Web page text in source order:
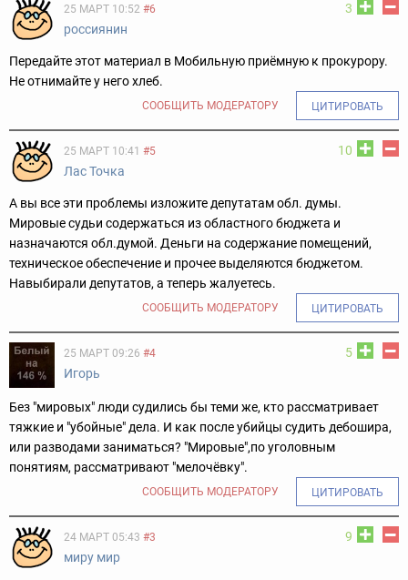
3
25 МАРТ 10:52 #6
россиянин
Передайте этот материал в Мобильную приёмную к прокурору.
Не отнимайте у него хлеб.
СООБЩИТЬ МОДЕРАТОРУ ЦИТИРОВАТЬ
10
25 МАРТ 10:41 #5
Лас Точка
А вы все эти проблемы изложите депутатам обл. думы.
Мировые судьи содержаться из областного бюджета и
назначаются обл.думой. Деньги на содержание помещений,
техническое обеспечение и прочее выделяются бюджетом.
Навыбирали депутатов, а теперь жалуетесь.
СООБЩИТЬ МОДЕРАТОРУ ЦИТИРОВАТЬ
5
25 МАРТ 09:26 #4
Игорь
Без "мировых" люди судились бы теми же, кто рассматривает
тяжкие и "убойные" дела. И как после убийцы судить дебошира,
или разводами заниматься? "Мировые",по уголовным
понятиям, рассматривают "мелочёвку".
СООБЩИТЬ МОДЕРАТОРУ ЦИТИРОВАТЬ
9
24 МАРТ 05:43 #3
миру мир